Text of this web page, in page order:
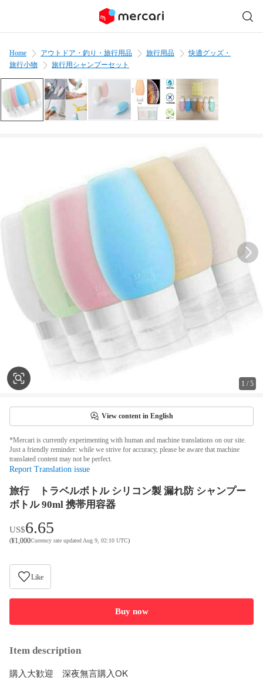
Home アウトドア・釣り・旅行用品 旅行用品
快適グッズ・
旅行小物
旅行用シャンプーセット
1 /5
View content in English
*Mercari is currently experimenting with human and machine translations on our site.
Just a friendly reminder: while we strive for accuracy, please be aware that machine
translated content may not be perfect.
Report Translation issue
旅行 トラベルボトル シリコン製 漏れ防 シャンプー
ボトル 90ml 携帯用容器
US$6.65
(¥1,000Currency rate updated Aug 9, 02:10 UTC)
Like
Buy now
Item description
購入大歓迎　深夜無言購入OK